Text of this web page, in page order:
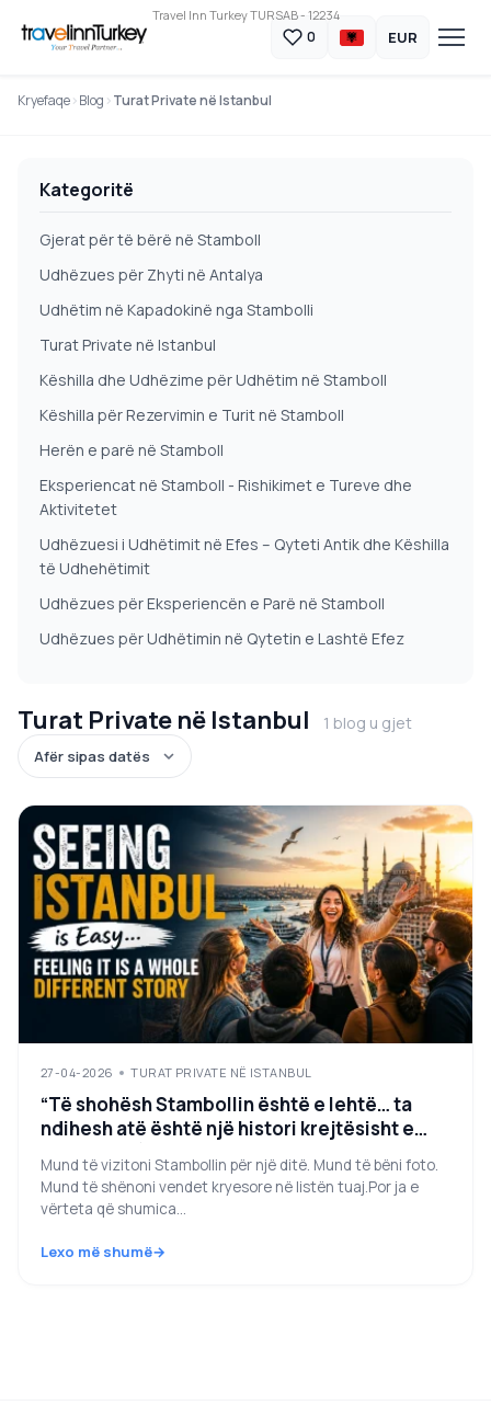
Travel Inn Turkey TURSAB - 12234
0 EUR
Kryefaqe Blog Turat Private në Istanbul
Kategoritë
Gjerat për të bërë në Stamboll
Udhëzues për Zhyti në Antalya
Udhëtim në Kapadokinë nga Stambolli
Turat Private në Istanbul
Këshilla dhe Udhëzime për Udhëtim në Stamboll
Këshilla për Rezervimin e Turit në Stamboll
Herën e parë në Stamboll
Eksperiencat në Stamboll - Rishikimet e Tureve dhe
Aktivitetet
Udhëzuesi i Udhëtimit në Efes – Qyteti Antik dhe Këshilla
të Udhehëtimit
Udhëzues për Eksperiencën e Parë në Stamboll
Udhëzues për Udhëtimin në Qytetin e Lashtë Efez
Turat Private në Istanbul 1 blog u gjet
27-04-2026 TURAT PRIVATE NË ISTANBUL
“Të shohësh Stambollin është e lehtë… ta
ndihesh atë është një histori krejtësisht e
fakt ndryshon gjithçka)”
Mund të vizitoni Stambollin për një ditë. Mund të bëni foto.
Mund të shënoni vendet kryesore në listën tuaj.Por ja e
vërteta që shumica...
Lexo më shumë